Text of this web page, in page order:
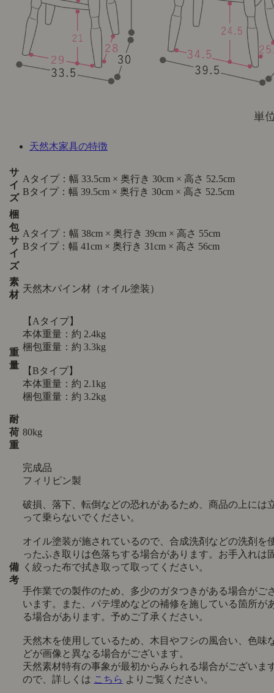
天然木家具の特徴
サ
イ
ズ
Aタイプ：幅 33.5cm × 奥行き 30cm × 高さ 52.5cm
Bタイプ：幅 39.5cm × 奥行き 30cm × 高さ 52.5cm
梱
包
サ
イ
ズ
Aタイプ：幅 38cm × 奥行き 39cm × 高さ 55cm
Bタイプ：幅 41cm × 奥行き 31cm × 高さ 56cm
素
材
天然木パイン材（オイル塗装）
重
量
【Aタイプ】
本体重量：約 2.4kg
梱包重量：約 3.3kg
【Bタイプ】
本体重量：約 2.1kg
梱包重量：約 3.2kg
耐
荷
重
80kg
備
考
完成品
フィリピン製
破損、落下、転倒などの恐れがあるため、商品の上には
って乗らないでください。
オイル塗装が施されているので、合成洗剤などの洗剤を
ったふき取りは色落ちする場合があります。お手入れは
く絞った布で拭き取って取ってください。
手作業での製作のため、多少のガタつきがある場合がご
います。また、パテ埋めなどの補修を施している箇所が
る場合があります。予めご了承ください。
天然木を使用しているため、木目やフシの風合い、色味
どが画像と異なる場合がございます。
天然素材特有の事象が最初からみられる場合がございま
ので、詳しくは こちら よりご覧ください。